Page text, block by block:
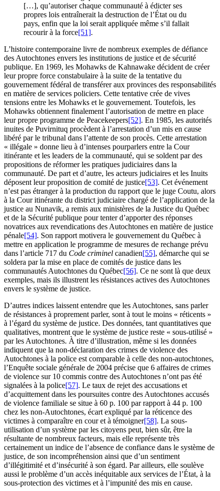
[…], qu’autoriser chaque communauté à édicter ses
propres lois entraînerait la destruction de l’État ou du
pays, enfin que la loi serait appliquée même s’il fallait
recourir à la force[51].
L’histoire contemporaine livre de nombreux exemples de défiance
des Autochtones envers les institutions de justice et de sécurité
publique. En 1969, les Mohawks de Kahnawake décident de créer
leur propre force constabulaire à la suite de la tentative du
gouvernement fédéral de transférer aux provinces des responsabilités
en matière de services policiers. Cette tentative crée de vives
tensions entre les Mohawks et le gouvernement. Toutefois, les
Mohawks obtiennent finalement l’autorisation de mettre en place
leur propre programme de Peacekeepers[52]. En 1985, les autorités
inuites de Puvirnituq procèdent à l’arrestation d’un mis en cause
libéré par le tribunal dans l’attente de son procès. Cette arrestation
« illégale » donne lieu à d’intenses pourparlers entre la Cour
itinérante et les leaders de la communauté, qui se soldent par des
propositions de réformer les pratiques judiciaires dans la
communauté. De part et d’autre, les acteurs judiciaires et les Inuits
déposent leur proposition de comité de justice[53]. Cet événement
n’est pas étranger à la production du rapport que le juge Coutu, alors
à la Cour itinérante du district judiciaire chargé de l’application de la
justice au Nunavik, a remis aux ministères de la Justice du Québec
et de la Sécurité publique pour tenter d’apporter des réponses
novatrices aux revendications des Autochtones en matière de justice
pénale[54]. Son rapport motivera le gouvernement du Québec à
mettre en application le programme de mesures de rechange prévu
dans l’article 717 du Code criminel canadien[55], démarche qui se
soldera par la mise en place de comités de justice dans les
communautés Autochtones du Québec[56]. Ce ne sont là que deux
exemples, mais ils illustrent les résistances actives des Autochtones
envers le système de justice.
D’autres indices laissent entendre que les Autochtones, sans parler
de résistances à proprement parler, sont à tout le moins « réticents »
à l’égard du système de justice. Des données, tant quantitatives que
qualitatives, montrent que le système de justice reste « sous-utilisé »
par les Autochtones. À titre d’illustration, même si les données
indiquent que la non-déclaration des crimes de violence des
Autochtones à la police est comparable à celle des non-autochtones,
l’Enquête sociale générale de 2004 précise que 6 affaires de crimes
de violence sur 10 commis contre des Autochtones n’ont pas été
signalées à la police[57]. Le taux de rejet des accusations et
d’acquittement dans les poursuites contre des Autochtones accusés
de violence familiale se situe à 60 p. 100 par rapport à 44 p. 100
chez les non-Autochtones, écart expliqué par la réticence des
victimes à comparaître en cour et à témoigner[58]. La sous-
utilisation d’un système par les citoyens peut, bien sûr, être la
résultante de nombreux facteurs, mais elle représente très
certainement un indice de l’absence de confiance dans le système de
justice, de son incompréhension ainsi que d’un sentiment
d’illégitimité et d’insécurité à son égard. Par ailleurs, elle soulève
aussi le problème d’un accès inéquitable aux services de l’État, à la
sous-protection des victimes et à l’impunité des mis en cause.